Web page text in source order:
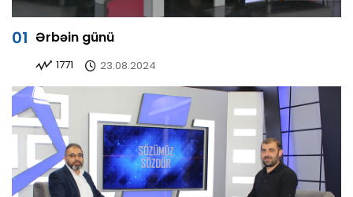
Ərbəin günü
1771 23.08.2024